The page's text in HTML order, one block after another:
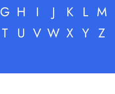
G H I J K L M
T U V W X Y Z